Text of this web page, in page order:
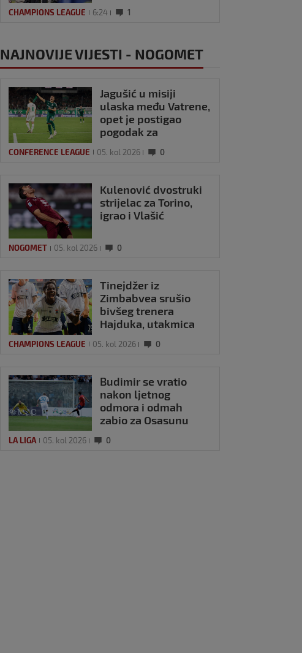
CHAMPIONS LEAGUE 6:24 1
NAJNOVIJE VIJESTI - NOGOMET
Jagušić u misiji
ulaska među Vatrene,
opet je postigao
pogodak za
CONFERENCE LEAGUE 05. kol 2026 0
Kulenović dvostruki
strijelac za Torino,
igrao i Vlašić
NOGOMET 05. kol 2026 0
Tinejdžer iz
Zimbabvea srušio
bivšeg trenera
Hajduka, utakmica
prometnog kaosa
CHAMPIONS LEAGUE 05. kol 2026 0
Budimir se vratio
nakon ljetnog
odmora i odmah
zabio za Osasunu
LA LIGA 05. kol 2026 0